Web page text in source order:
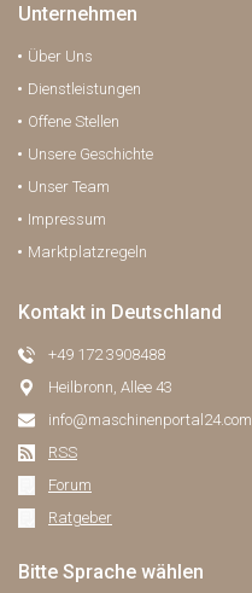
Unternehmen
Über Uns
Dienstleistungen
Offene Stellen
Unsere Geschichte
Unser Team
Impressum
Marktplatzregeln
Kontakt in Deutschland
+49 172 3908488
Heilbronn, Allee 43
info@maschinenportal24.сom
RSS
Forum
Ratgeber
Bitte Sprache wählen